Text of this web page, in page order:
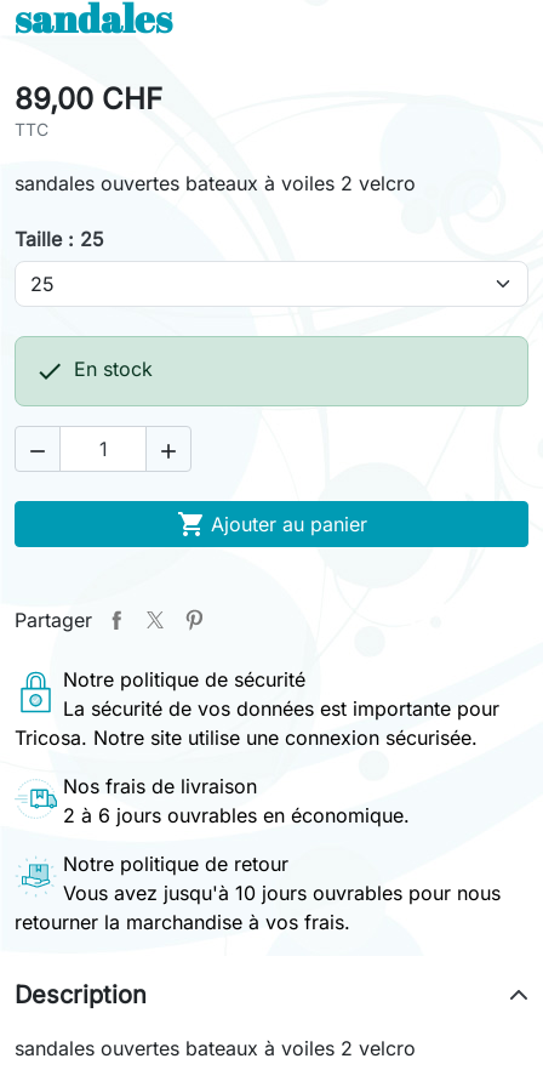
sandales
89,00 CHF
TTC
sandales ouvertes bateaux à voiles 2 velcro
Taille : 25
 En stock
 
 Ajouter au panier
Partager
Notre politique de sécurité
La sécurité de vos données est importante pour
Tricosa. Notre site utilise une connexion sécurisée.
Nos frais de livraison
2 à 6 jours ouvrables en économique.
Notre politique de retour
Vous avez jusqu'à 10 jours ouvrables pour nous
retourner la marchandise à vos frais.
Description
sandales ouvertes bateaux à voiles 2 velcro